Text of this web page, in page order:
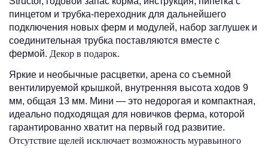
пинцетом и трубка-переходник для дальнейшего
подключения новых ферм и модулей, набор заглушек и
соединительная трубка поставляются вместе с
фермой. Декор в подарок.
Яркие и необычные расцветки, арена со съемной
вентилируемой крышкой, внутренняя высота ходов 9
мм, общая 13 мм. Мини — это недорогая и компактная,
идеально подходящая для новичков ферма, которой
гарантированно хватит на первый год развитие.
Отсутствие щелей исключает возможность муравьиного